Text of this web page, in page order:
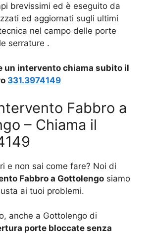
brevissimi ed è eseguito da
ed aggiornati sugli ultimi
nel campo delle porte
serrature .
un intervento chiama subito il
331.3974149
Fabbro a
– Chiama il
e non sai come fare? Noi di
Fabbro a Gottolengo siamo
ai tuoi problemi.
anche a Gottolengo di
porte bloccate senza